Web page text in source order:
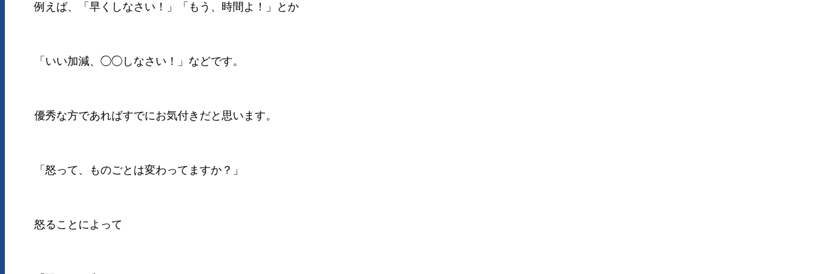
例えば、「早くしなさい！」「もう、時間よ！」とか
「いい加減、◯◯しなさい！」などです。
優秀な方であればすでにお気付きだと思います。
「怒って、ものごとは変わってますか？」
怒ることによって